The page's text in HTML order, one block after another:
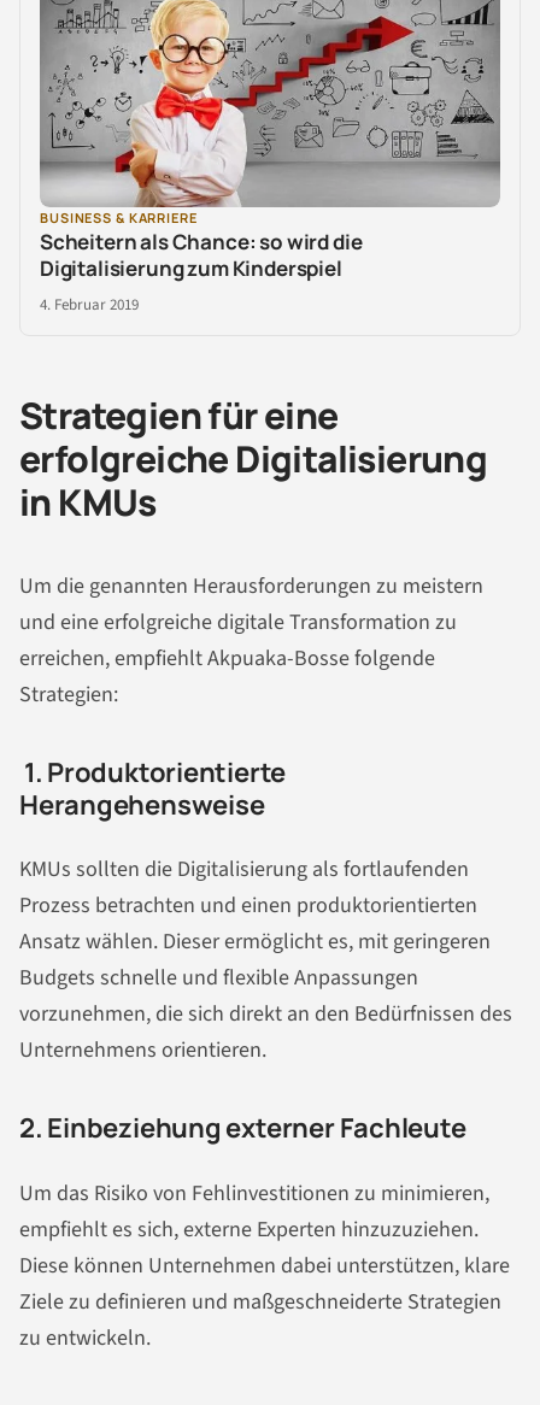
BUSINESS & KARRIERE
Scheitern als Chance: so wird die
Digitalisierung zum Kinderspiel
4. Februar 2019
Strategien für eine
erfolgreiche Digitalisierung
in KMUs
Um die genannten Herausforderungen zu meistern
und eine erfolgreiche digitale Transformation zu
erreichen, empfiehlt Akpuaka-Bosse folgende
Strategien:
1. Produktorientierte
Herangehensweise
KMUs sollten die Digitalisierung als fortlaufenden
Prozess betrachten und einen produktorientierten
Ansatz wählen. Dieser ermöglicht es, mit geringeren
Budgets schnelle und flexible Anpassungen
vorzunehmen, die sich direkt an den Bedürfnissen des
Unternehmens orientieren.
2. Einbeziehung externer Fachleute
Um das Risiko von Fehlinvestitionen zu minimieren,
empfiehlt es sich, externe Experten hinzuzuziehen.
Diese können Unternehmen dabei unterstützen, klare
Ziele zu definieren und maßgeschneiderte Strategien
zu entwickeln.